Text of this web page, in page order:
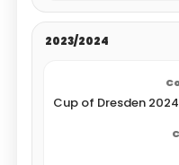
2023/2024
Cup of Dresden 2024